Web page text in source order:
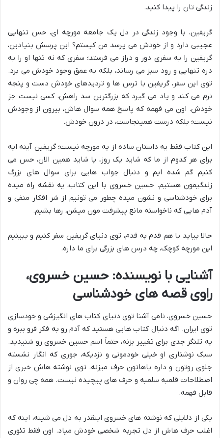
زندگی تان را پیدا کنید.
گریفین، با وجود زندگی در دل یک جامعه مورچه ای، حس تنهایی
عجیبی دارد و از خودش می پرسد من کیستم؟ این پرسش بنیادین،
گریفین را به سفری دور و دراز می فرستد؛ سفری که نه تنها او را به
دره تنهایی و رود سبز می رساند، بلکه به عمق وجود خودش می برد.
توی این سفر، گریفین با ترس ها و تردیدهای خودش دست و پنجه
نرم می کند و یاد می گیرد که بزرگترین سد راهش، کسی نیست جز
خودش. اون می فهمه که پاسخ همه سوال هاش، بیرون از وجودش
نیست؛ بلکه درست همینجاست، در درون خودش.
این کتاب فقط یه داستان ساده از یه مورچه نیست؛ گریفین آینه ایه
برای هر کدوم از ما که شاید یک روز، یا شاید همین الان، حس می
کنیم گم شده ایم و دنبال جواب هایی برای سوال های بزرگ
زندگیمون هستیم. حسین خسروی با این کتاب، یه نقشه راه میده
برای خودشناسی و نشون میده چطور می تونیم از شر افکار منفی و
آدم هایی که ناخواسته مانع پیشرفت مون میشن، رها بشیم.
حالا بیاید با هم قدم به قدم، توی دنیای گریفین سفر کنیم و ببینیم
این مورچه کوچک، چه درس های بزرگی برای ما داره.
آشنایی با نویسنده: حسین خسروی،
راوی قصه های خودشناسی
حسین خسروی، نامی آشنا توی دنیای کتاب های انگیزشی و خودسازی
توی ایران. اگه دنبال کتاب هایی هستید که آدم رو به فکر فرو ببره و
یه تلنگر جدی برای تغییر بزنه، حتماً اسم حسین خسروی رو شنیدید.
سبک نوشتاری او خیلی خودمونی و نزدیکه، جوری که انگار نشسته
جلوی روتون و داره باهاتون حرف میزنه. توی نوشته هاش خبری از
اصطلاحات قلمبه سلمبه و حرف های پیچیده نیست. همه چی روان و
قابل فهمه.
یکی از دلایلی که نوشته های خسروی اینقدر به دل می شینه، اینه که
اغلب حرف هاش از دل تجربه شخصی خودش میاد. اون فقط تئوری